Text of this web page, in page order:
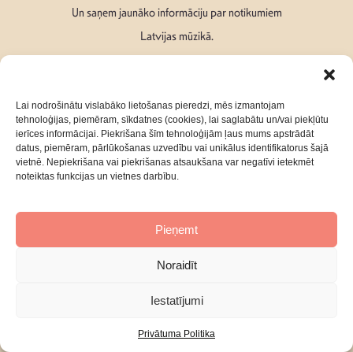
Lai nodrošinātu vislabāko lietošanas pieredzi, mēs izmantojam
tehnoloģijas, piemēram, sīkdatnes (cookies), lai saglabātu un/vai piekļūtu
ierīces informācijai. Piekrišana šīm tehnoloģijām ļaus mums apstrādāt
datus, piemēram, pārlūkošanas uzvedību vai unikālus identifikatorus šajā
vietnē. Nepiekrišana vai piekrišanas atsaukšana var negatīvi ietekmēt
noteiktas funkcijas un vietnes darbību.
Pieņemt
Noraidīt
Iestatījumi
Privātuma Politika
Un saņem jaunāko informāciju par notikumiem
Latvijas mūzikā.
Seko mums:
Par mumsKontakti